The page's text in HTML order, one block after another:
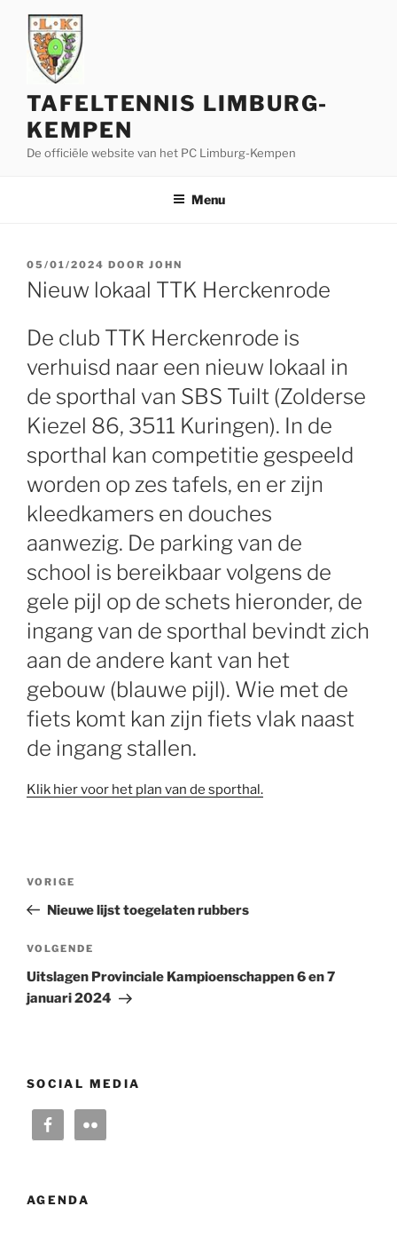
inhoud
TAFELTENNIS LIMBURG-
KEMPEN
De officiële website van het PC Limburg-Kempen
Menu
GEPLAATST
OP
05/01/2024 DOOR JOHN
Nieuw lokaal TTK Herckenrode
De club TTK Herckenrode is
verhuisd naar een nieuw lokaal in
de sporthal van SBS Tuilt (Zolderse
Kiezel 86, 3511 Kuringen). In de
sporthal kan competitie gespeeld
worden op zes tafels, en er zijn
kleedkamers en douches
aanwezig. De parking van de
school is bereikbaar volgens de
gele pijl op de schets hieronder, de
ingang van de sporthal bevindt zich
aan de andere kant van het
gebouw (blauwe pijl). Wie met de
fiets komt kan zijn fiets vlak naast
de ingang stallen.
Klik hier voor het plan van de sporthal.
Vorig
bericht
VORIGE
Nieuwe lijst toegelaten rubbers
Volgend
bericht
VOLGENDE
Uitslagen Provinciale Kampioenschappen 6 en 7
januari 2024
SOCIAL MEDIA
AGENDA